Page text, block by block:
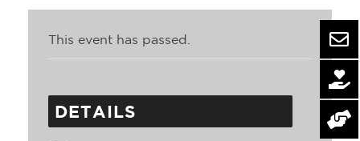
This event has passed.
DETAILS